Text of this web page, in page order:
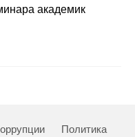
академик
Политика